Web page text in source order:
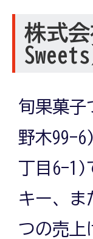
株式
Sweets
旬果菓子
野木99-
丁目6-1)
キー、ま
つの売上